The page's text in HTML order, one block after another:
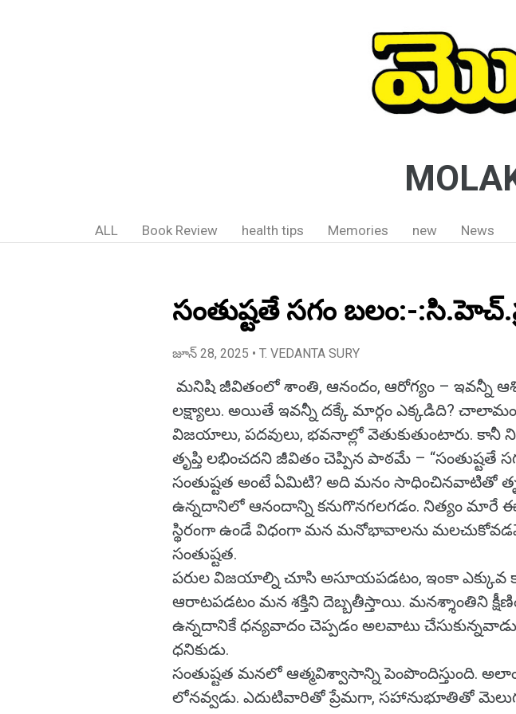
ALL Book Review health tips Memories new News
సంతుష్టతే సగం బలం:-
జూన్ 28, 2025 • T. VEDANTA SURY
మనిషి జీవితంలో శాంతి, ఆనందం, ఆరోగ్యం – ఇవన్నీ
లక్ష్యాలు. అయితే ఇవన్నీ దక్కే మార్గం ఎక్కడిది?
విజయాలు, పదవులు, భవనాల్లో వెతుకుతుంటారు.
తృప్తి లభించదని జీవితం చెప్పిన పాఠమే – “సంతుష్టతే
సంతుష్టత అంటే ఏమిటి? అది మనం సాధించినవాటితో
ఉన్నదానిలో ఆనందాన్ని కనుగొనగలగడం. నిత్యం మారే
స్థిరంగా ఉండే విధంగా మన మనోభావాలను
సంతుష్టత.
పరుల విజయాల్ని చూసి అసూయపడటం, ఇంకా
ఆరాటపడటం మన శక్తిని దెబ్బతీస్తాయి. మనశ్శాంతిని
ఉన్నదానికే ధన్యవాదం చెప్పడం అలవాటు
ధనికుడు.
సంతుష్టత మనలో ఆత్మవిశ్వాసాన్ని పెంపొందిస్తుంది.
లోనవ్వడు. ఎదుటివారితో ప్రేమగా, సహానుభూతితో